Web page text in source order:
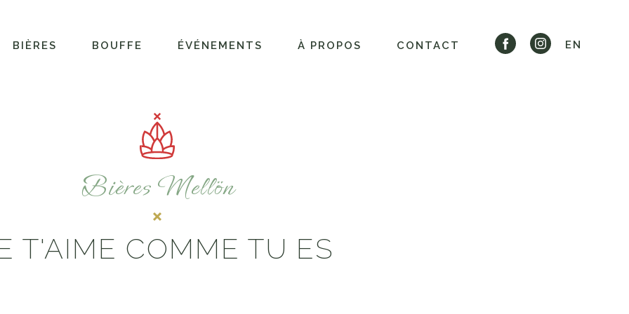
BIÈRES BOUFFE ÉVÉNEMENTS À PROPOS CONTACT EN
Bières Mellön
T'AIME COMME TU ES